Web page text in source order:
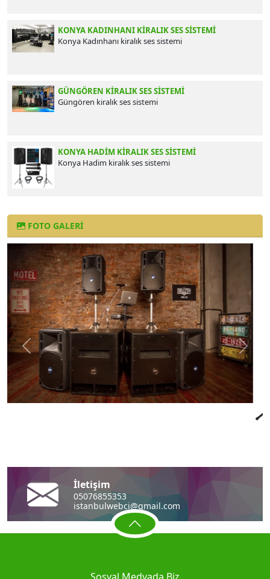
KONYA KADINHANI KIRALIK SES SISTEMI
Konya Kadınhanı kiralık ses sistemi
GÜNGÖREN KIRALIK SES SISTEMI
Güngören kiralık ses sistemi
KONYA HADIM KIRALIK SES SISTEMI
Konya Hadim kiralık ses sistemi
FOTO GALERI
Önceki
İletişim
05076855353
istanbulwebci@gmail.com